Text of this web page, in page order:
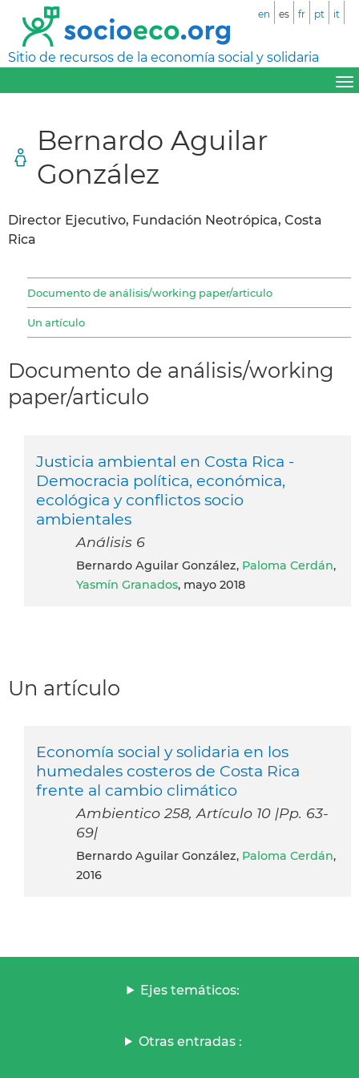
Sitio de recursos de la economía social y solidaria
en es fr pt it
Bernardo Aguilar
González
Director Ejecutivo, Fundación Neotrópica, Costa
Rica
Documento de análisis/working paper/articulo
Un artículo
Documento de análisis/working
paper/articulo
Justicia ambiental en Costa Rica -
Democracia política, económica,
ecológica y conflictos socio
ambientales
Análisis 6
Bernardo Aguilar González, Paloma Cerdán,
Yasmín Granados, mayo 2018
Un artículo
Economía social y solidaria en los
humedales costeros de Costa Rica
frente al cambio climático
Ambientico 258, Artículo 10 |Pp. 63-
69|
Bernardo Aguilar González, Paloma Cerdán,
2016
Ejes temáticos:
Otras entradas :